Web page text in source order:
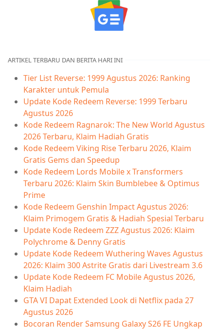
ARTIKEL TERBARU DAN BERITA HARI INI
Tier List Reverse: 1999 Agustus 2026: Ranking
Karakter untuk Pemula
Update Kode Redeem Reverse: 1999 Terbaru
Agustus 2026
Kode Redeem Ragnarok: The New World Agustus
2026 Terbaru, Klaim Hadiah Gratis
Kode Redeem Viking Rise Terbaru 2026, Klaim
Gratis Gems dan Speedup
Kode Redeem Lords Mobile x Transformers
Terbaru 2026: Klaim Skin Bumblebee & Optimus
Prime
Kode Redeem Genshin Impact Agustus 2026:
Klaim Primogem Gratis & Hadiah Spesial Terbaru
Update Kode Redeem ZZZ Agustus 2026: Klaim
Polychrome & Denny Gratis
Update Kode Redeem Wuthering Waves Agustus
2026: Klaim 300 Astrite Gratis dari Livestream 3.6
Update Kode Redeem FC Mobile Agustus 2026,
Klaim Hadiah
GTA VI Dapat Extended Look di Netflix pada 27
Agustus 2026
Bocoran Render Samsung Galaxy S26 FE Ungkap